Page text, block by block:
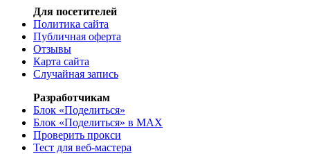
Для посетителей
Политика сайта
Публичная оферта
Отзывы
Карта сайта
Случайная запись
Разработчикам
Блок «Поделиться»
Блок «Поделиться» в MAX
Проверить прокси
Тест для веб-мастера